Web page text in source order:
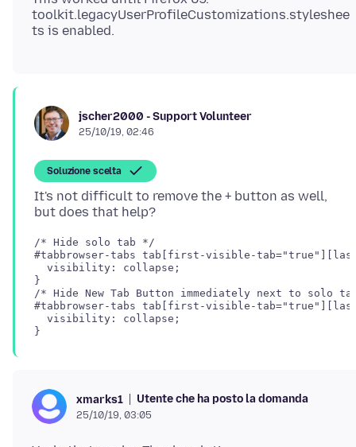
toolkit.legacyUserProfileCustomizations.styleshee
jscher2000 - Support Volunteer
25/10/19, 02:46
Soluzione scelta
It's not difficult to remove the + button as well,
/* Hide solo tab */
#tabbrowser-tabs tab[first-visible-
  visibility: collapse;
}
/* Hide New Tab Button immediately next to solo
#tabbrowser-tabs tab[first-visible-
  visibility: collapse;
xmarks1 Utente che ha posto la domanda
25/10/19, 03:05